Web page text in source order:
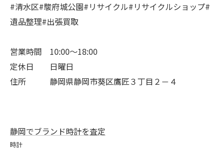
#清水区#駿府城公園#リサイクル#リサイクルショップ#
遺品整理#出張買取
営業時間 10:00～18:00
定休日 日曜日
住所 静岡県静岡市葵区鷹匠３丁目２－４
静岡でブランド時計を査定
時計